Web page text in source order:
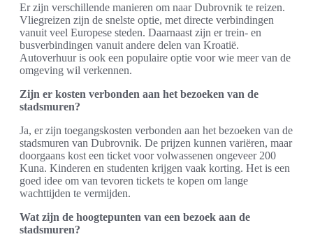
Er zijn verschillende manieren om naar Dubrovnik te reizen.
Vliegreizen zijn de snelste optie, met directe verbindingen
vanuit veel Europese steden. Daarnaast zijn er trein- en
busverbindingen vanuit andere delen van Kroatië.
Autoverhuur is ook een populaire optie voor wie meer van de
omgeving wil verkennen.
Zijn er kosten verbonden aan het bezoeken van de
stadsmuren?
Ja, er zijn toegangskosten verbonden aan het bezoeken van de
stadsmuren van Dubrovnik. De prijzen kunnen variëren, maar
doorgaans kost een ticket voor volwassenen ongeveer 200
Kuna. Kinderen en studenten krijgen vaak korting. Het is een
goed idee om van tevoren tickets te kopen om lange
wachttijden te vermijden.
Wat zijn de hoogtepunten van een bezoek aan de
stadsmuren?